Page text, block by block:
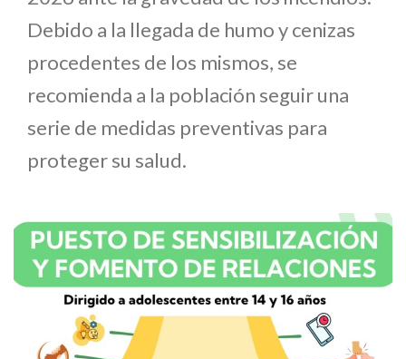
Debido a la llegada de humo y cenizas
procedentes de los mismos, se
recomienda a la población seguir una
serie de medidas preventivas para
proteger su salud.